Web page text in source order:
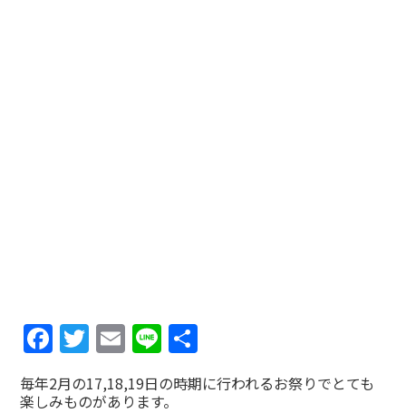
Facebook
Twitter
Email
Line
有
毎年2月の17,18,19日の時期に行われるお祭りでとても
楽しみものがあります。